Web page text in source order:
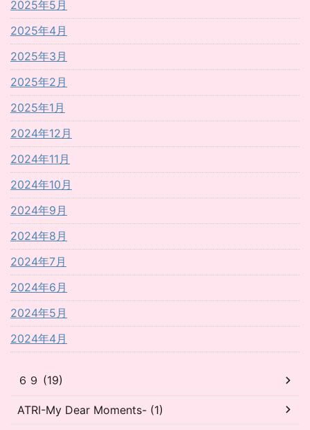
2025年5月
2025年4月
2025年3月
2025年2月
2025年1月
2024年12月
2024年11月
2024年10月
2024年9月
2024年8月
2024年7月
2024年6月
2024年5月
2024年4月
６９ (19)
ATRI-My Dear Moments- (1)